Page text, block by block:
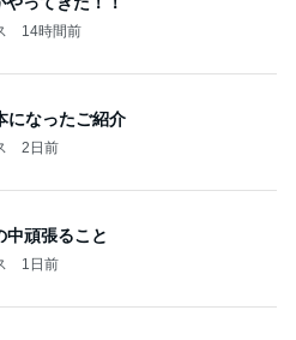
14時間前
になったご紹介
2日前
頑張ること
1日前